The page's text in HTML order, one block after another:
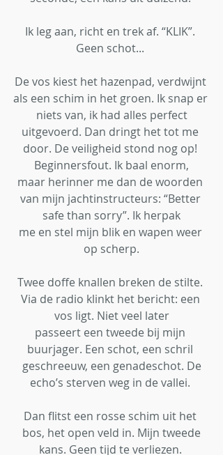
Ik leg aan, richt en trek af. “KLIK”.
Geen schot...
De vos kiest het hazenpad, verdwijnt
als een schim in het groen. Ik snap er
niets van, ik had alles perfect
uitgevoerd. Dan dringt het tot me
door. De veiligheid stond nog op!
Beginnersfout. Ik baal enorm,
maar herinner me dan de woorden
van mijn jachtinstructeurs: “Better
safe than sorry”. Ik herpak
me en stel mijn blik en wapen weer
op scherp.
Twee doffe knallen breken de stilte.
Via de radio klinkt het bericht: een
vos ligt. Niet veel later
passeert een tweede bij mijn
buurjager. Een schot, een schril
geschreeuw, een genadeschot. De
echo’s sterven weg in de vallei.
Dan flitst een rosse schim uit het
bos, het open veld in. Mijn tweede
kans. Geen tijd te verliezen.